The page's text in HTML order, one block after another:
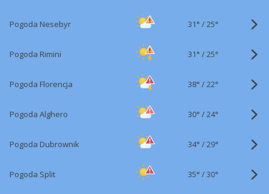
Pogoda Nesebyr 31° /25°
Pogoda Rimini 31° /25°
Pogoda Florencja 38° /22°
Pogoda Alghero 30° /24°
Pogoda Dubrownik 34° /29°
Pogoda Split 35° /30°